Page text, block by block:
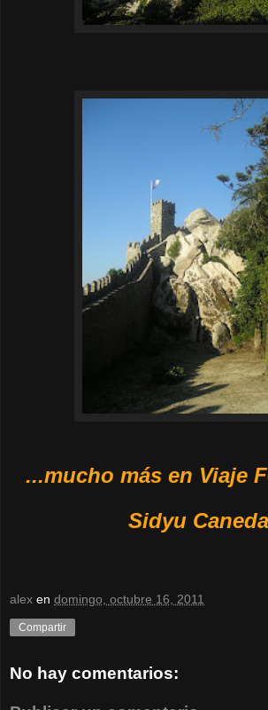
...mucho más en Viaje
Sidyu Caneda
alex en domingo, octubre 16, 2011
Compartir
No hay comentarios: